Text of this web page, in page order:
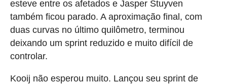
esteve entre os afetados e Jasper Stuyven
também ficou parado. A aproximação final, com
duas curvas no último quilômetro, terminou
deixando um sprint reduzido e muito difícil de
controlar.
Kooij não esperou muito. Lançou seu sprint de